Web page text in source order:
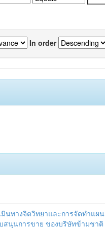
In order
นทางจิตวิทยาและการจัดทำแผน
นุนการขาย ของบริษัทข้ามชาติ